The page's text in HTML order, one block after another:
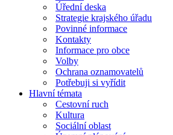
Úřední deska
Strategie krajského úřadu
Povinné informace
Kontakty
Informace pro obce
Volby
Ochrana oznamovatelů
Potřebuji si vyřídit
Hlavní témata
Cestovní ruch
Kultura
Sociální oblast